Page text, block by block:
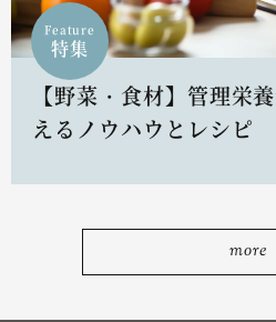
Feature
特集
【野菜・食材】管理栄
えるノウハウとレシピ
more